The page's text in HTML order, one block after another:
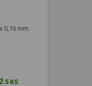
0,16 mm
5 KS